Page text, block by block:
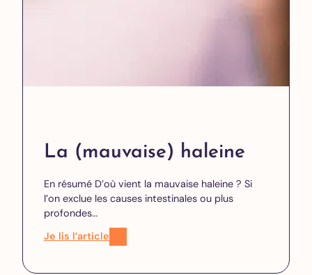
La (mauvaise) haleine
En résumé D’où vient la mauvaise haleine ? Si
l’on exclue les causes intestinales ou plus
profondes…
Je lis l’article